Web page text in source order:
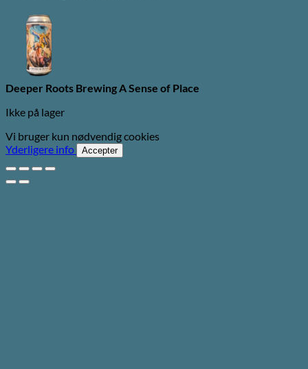
Deeper Roots Brewing A Sense of Place
Ikke på lager
Vi bruger kun nødvendig cookies
Yderligere info
Accepter